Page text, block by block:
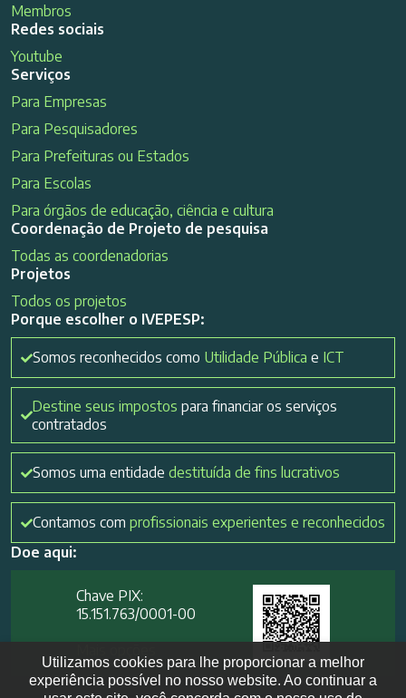
Membros
Redes sociais
Youtube
Serviços
Para Empresas
Para Pesquisadores
Para Prefeituras ou Estados
Para Escolas
Para órgãos de educação, ciência e cultura
Coordenação de Projeto de pesquisa
Todas as coordenadorias
Projetos
Todos os projetos
Porque escolher o IVEPESP:
Somos reconhecidos como Utilidade Pública e ICT
Destine seus impostos para financiar os serviços
contratados
Somos uma entidade destituída de fins lucrativos
Contamos com profissionais experientes e reconhecidos
Doe aqui:
Chave PIX:
15.151.763/0001-00​
Utilizamos cookies para lhe proporcionar a melhor
experiência possível no nosso website. Ao continuar a